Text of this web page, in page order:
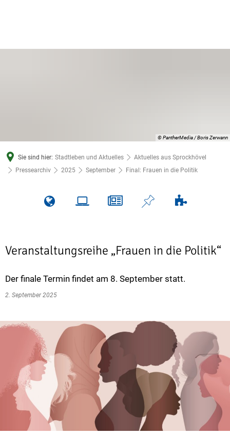
© PantherMedia / Boris Zerwann
Sie sind hier: Stadtleben und Aktuelles
Aktuelles aus Sprockhövel
Pressearchiv
2025 September Final: Frauen in die Politik
Veranstaltungsreihe „Frauen in die Politik“
Der finale Termin findet am 8. September statt.
2. September 2025